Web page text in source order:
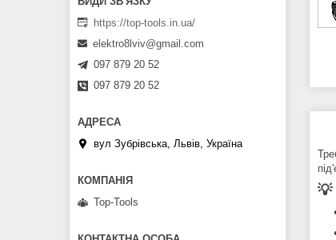
💡
https://top-tools.in.ua/
elektro8lviv@gmail.com
097 879 20 52
097 879 20 52
вул Зубрівська, Львів, Україна
Top-Tools